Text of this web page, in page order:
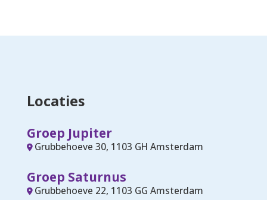
Locaties
Groep Jupiter
Grubbehoeve 30, 1103 GH Amsterdam
Groep Saturnus
Grubbehoeve 22, 1103 GG Amsterdam